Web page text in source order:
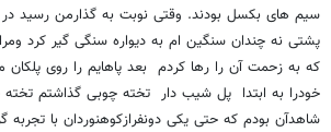
سیم های بکسل بودند. وقتی نوبت به گذارمن رسید در
پشتی نه چندان سنگین ام به دیواره سنگی گیر کرد
که به زحمت آن را رها کردم بعد پاهایم را روی پلکان
خودرا به ابتدا پل شیب دار تخته چوبی گذاشتم
شاهدآن بودم که حتی یکی دونفرازکوهنوردان با تجربه